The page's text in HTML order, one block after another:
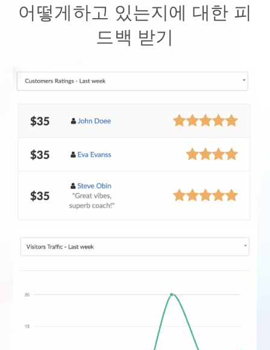
어떻게하고 있는지에 대한 피
드백 받기